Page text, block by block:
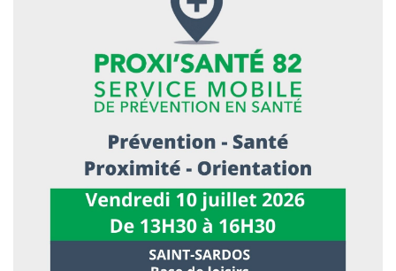
FORMATION
ACTUALITÉS
RECRUTEMENT